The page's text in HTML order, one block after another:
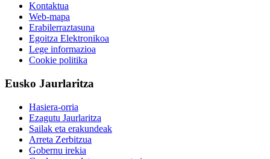
Kontaktua
Web-mapa
Erabilerraztasuna
Egoitza Elektronikoa
Lege informazioa
Cookie politika
Eusko Jaurlaritza
Hasiera-orria
Ezagutu Jaurlaritza
Sailak eta erakundeak
Arreta Zerbitzua
Gobernu irekia